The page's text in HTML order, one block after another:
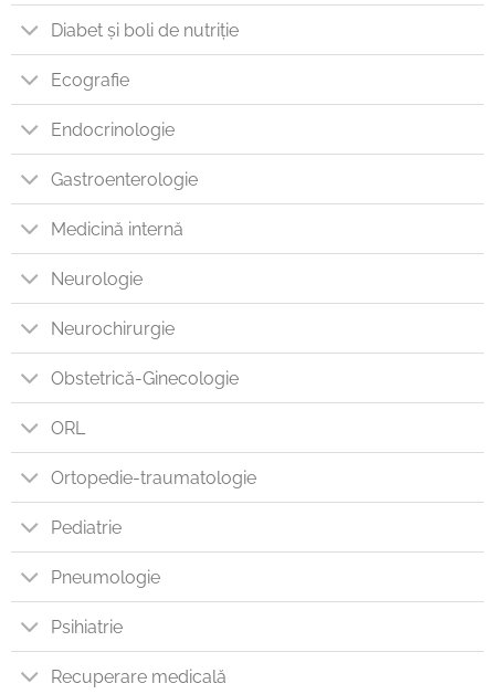
Diabet și boli de nutriție
Ecografie
Endocrinologie
Gastroenterologie
Medicină internă
Neurologie
Neurochirurgie
Obstetrică-Ginecologie
ORL
Ortopedie-traumatologie
Pediatrie
Pneumologie
Psihiatrie
Recuperare medicală